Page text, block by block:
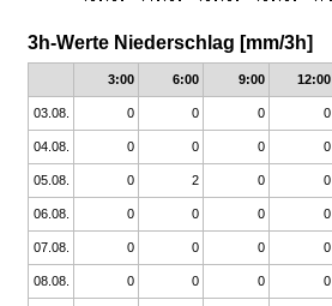
3h-Werte Niederschlag [mm/3h]
3:00 6:00 9:00 12:00
03.08. 0 0 0 0
04.08. 0 0 0 0
05.08. 0 2 0 0
06.08. 0 0 0 0
07.08. 0 0 0 0
08.08. 0 0 0 0